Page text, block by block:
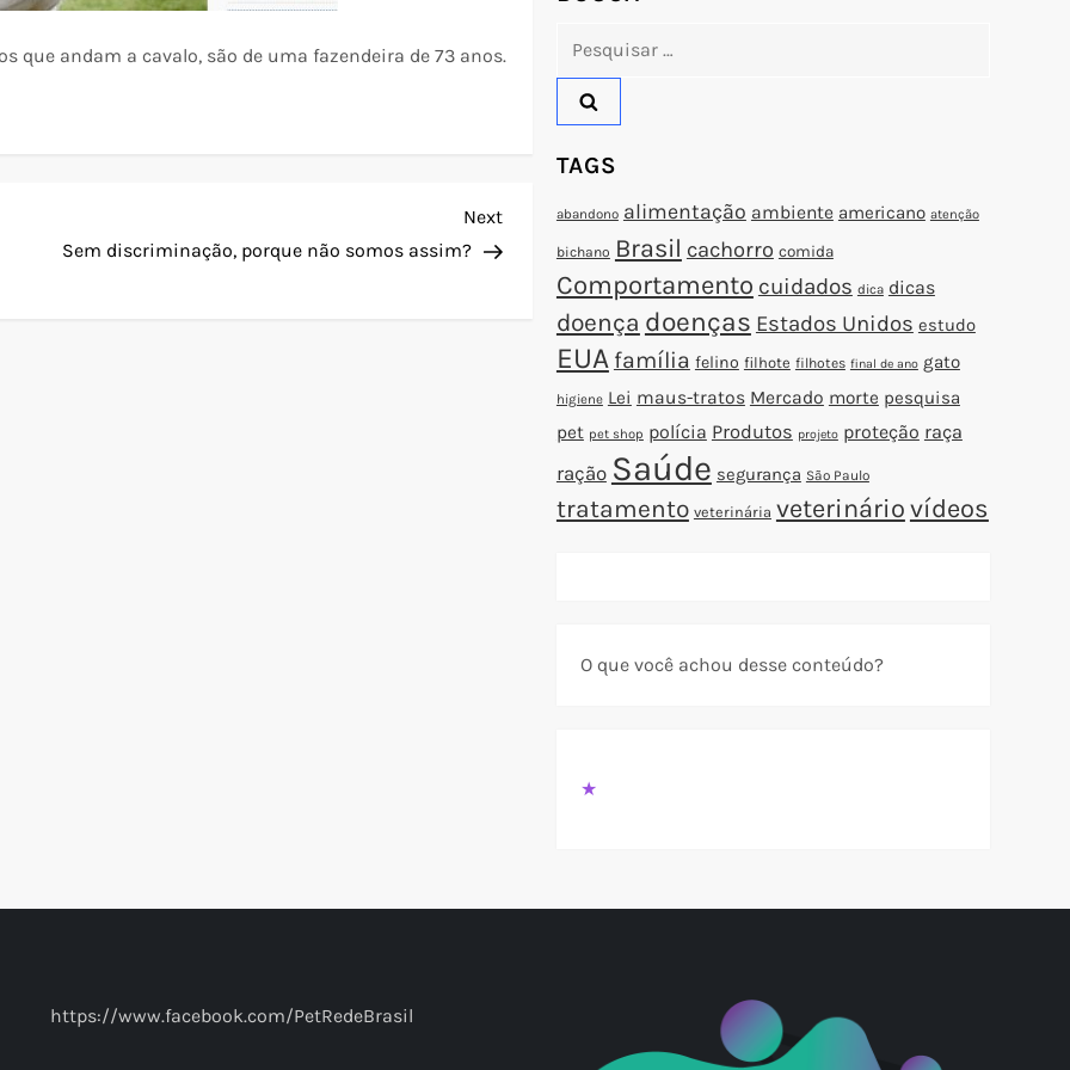
que andam a cavalo, são de uma fazendeira de 73 anos.
Next
Post
Next
Sem discriminação, porque não somos assim?
Pesquisar
TAGS
abandono alimentação ambiente americano atenção
bichano Brasil cachorro comida
Comportamento cuidados dica dicas
doença doenças Estados Unidos estudo
EUA família felino filhote filhotes final de ano gato
higiene Lei maus-tratos Mercado morte pesquisa
pet pet shop polícia Produtos projeto proteção raça
ração Saúde segurança São Paulo
tratamento veterinária veterináriovídeos
O que você achou desse conteúdo?
★
https://www.facebook.com/PetRedeBrasil